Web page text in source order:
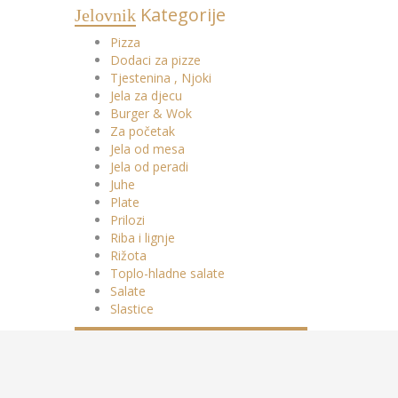
JelovnikKategorije
Pizza
Dodaci za pizze
Tjestenina , Njoki
Jela za djecu
Burger & Wok
Za početak
Jela od mesa
Jela od peradi
Juhe
Plate
Prilozi
Riba i lignje
Rižota
Toplo-hladne salate
Salate
Slastice